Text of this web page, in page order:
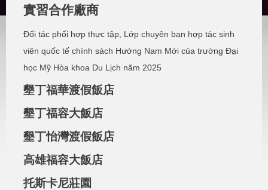
實習合作廠商
Đối tác phối hợp thực tập, Lớp chuyên ban hợp tác sinh
viên quốc tế chính sách Hướng Nam Mới của trường Đại
học Mỹ Hòa khoa Du Lịch năm 2025
墾丁福華渡假飯店
墾丁福容大飯店
墾丁怡灣渡假飯店
高雄福容大飯店
托斯卡尼莊園